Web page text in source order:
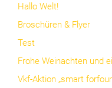
Hallo Welt!
Broschüren & Flyer
Test
Frohe Weinachten und
Vkf-Aktion „smart